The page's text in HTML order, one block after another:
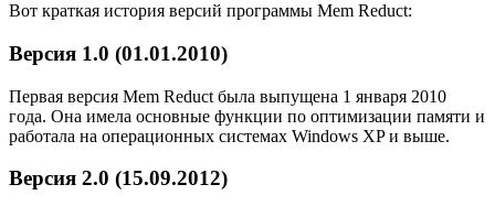
Вот краткая история версий программы Mem Reduct:
Версия 1.0 (01.01.2010)
Первая версия Mem Reduct была выпущена 1 января 2010
года. Она имела основные функции по оптимизации памяти и
работала на операционных системах Windows XP и выше.
Версия 2.0 (15.09.2012)